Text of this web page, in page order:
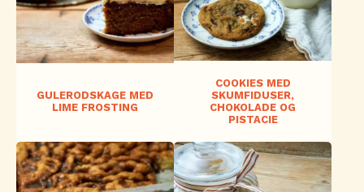
GULERODSKAGE MED
LIME FROSTING
COOKIES MED
SKUMFIDUSER,
CHOKOLADE OG
PISTACIE